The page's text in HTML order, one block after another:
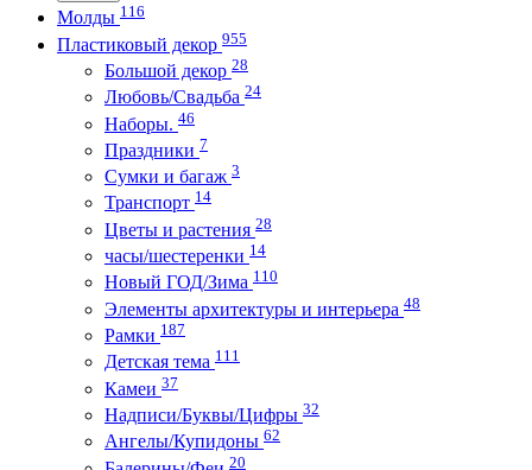
Молды 116
Пластиковый декор 955
Большой декор 28
Любовь/Cвадьба 24
Наборы. 46
Праздники 7
Сумки и багаж 3
Транспорт 14
Цветы и растения 28
часы/шестеренки 14
Новый ГОД/Зима 110
Элементы архитектуры и интерьера 48
Рамки 187
Детская тема 111
Камеи 37
Надписи/Буквы/Цифры 32
Ангелы/Купидоны 62
20